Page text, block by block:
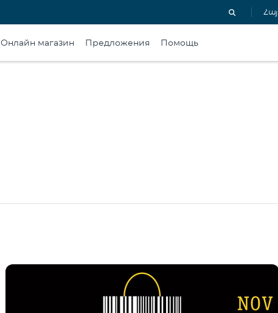
Հայ
Онлайн магазин Предложения Помощь